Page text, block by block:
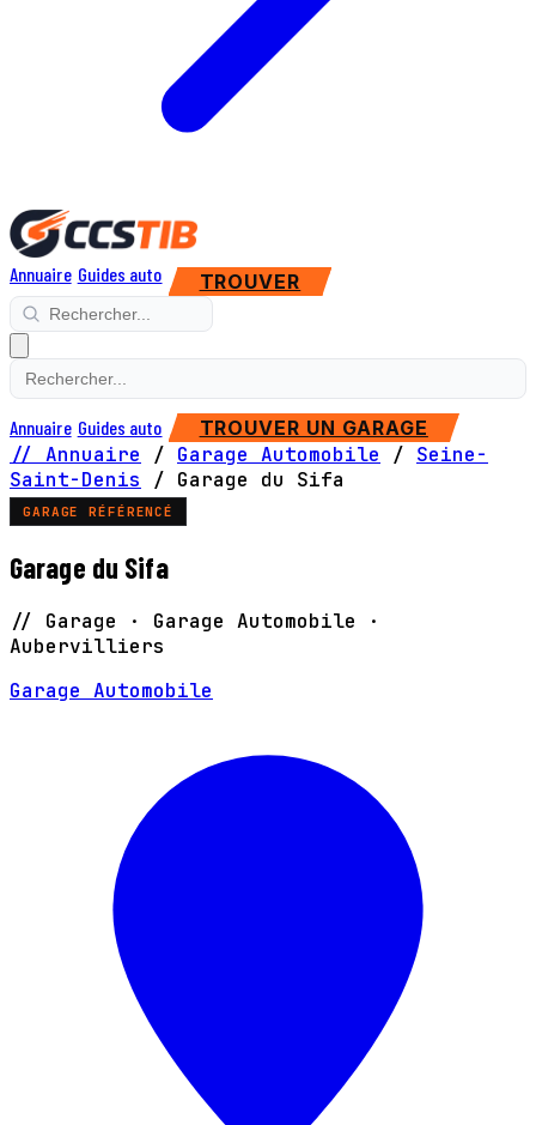
Annuaire Guides auto TROUVER
Annuaire Guides auto TROUVER UN GARAGE
// Annuaire / Garage Automobile / Seine-
Saint-Denis
/ Garage du Sifa
GARAGE RÉFÉRENCÉ
Garage du Sifa
// Garage · Garage Automobile ·
Aubervilliers
Garage Automobile